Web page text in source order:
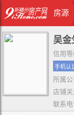
房源
吴金
信用等
手机认
所属
店铺关
联系电